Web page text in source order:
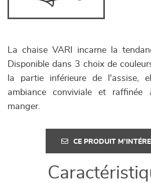
La chaise VARI incarne la
Disponible dans 3 choix de
la partie inférieure de l'assise,
ambiance conviviale et
manger.
CE PRODUIT